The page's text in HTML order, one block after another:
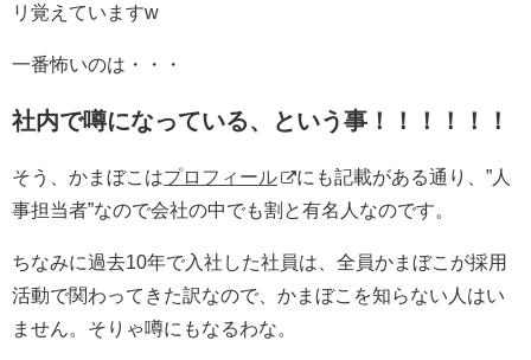
リ覚えていますw
一番怖いのは・・・
社内で噂になっている、という事！！！！！！
そう、かまぼこはプロフィール
にも記載がある通り、”人
事担当者”なので会社の中でも割と有名人なのです。
ちなみに過去10年で入社した社員は、全員かまぼこが採用
活動で関わってきた訳なので、かまぼこを知らない人はい
ません。そりゃ噂にもなるわな。